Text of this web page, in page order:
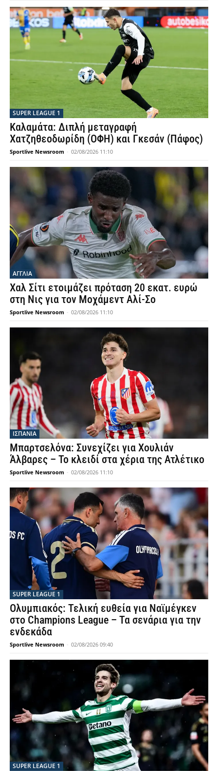
SUPER LEAGUE 1
Καλαμάτα: Διπλή μεταγραφή
Χατζηθεοδωρίδη (ΟΦΗ) και Γκεσάν (Πάφος)
Sportlive Newsroom - 02/08/2026 11:10
ΑΓΓΛΙΑ
Χαλ Σίτι ετοιμάζει πρόταση 20 εκατ. ευρώ
στη Νις για τον Μοχάμεντ Αλί-Σο
Sportlive Newsroom - 02/08/2026 11:10
ΙΣΠΑΝΙΑ
Μπαρτσελόνα: Συνεχίζει για Χουλιάν
Άλβαρες – Το κλειδί στα χέρια της Ατλέτικο
Sportlive Newsroom - 02/08/2026 11:10
SUPER LEAGUE 1
Ολυμπιακός: Τελική ευθεία για Ναϊμέγκεν
στο Champions League – Τα σενάρια για την
ενδεκάδα
Sportlive Newsroom - 02/08/2026 09:40
SUPER LEAGUE 1